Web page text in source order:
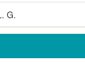
G.